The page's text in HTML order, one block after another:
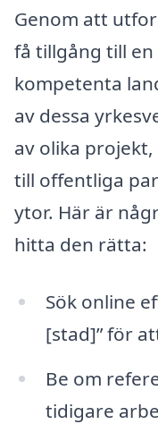
Genom att
få tillgång till
kompetenta
av dessa
av olika
till offentliga
ytor. Här är
hitta den rätta:
Sök online
[stad]” för
Be om
tidigare